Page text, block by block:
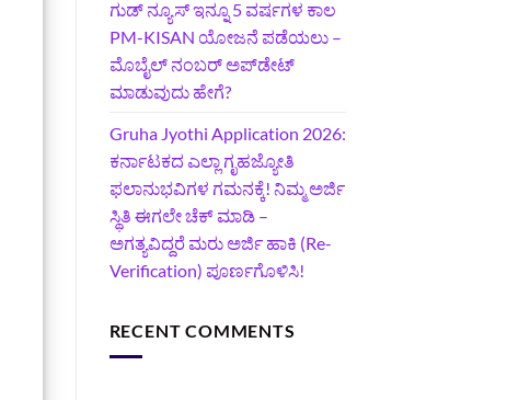
ಗುಡ್‌ ನ್ಯೂಸ್ ಇನ್ನೂ 5 ವರ್ಷಗಳ ಕಾಲ
PM-KISAN ಯೋಜನೆ ಪಡೆಯಲು –
ಮೊಬೈಲ್ ನಂಬರ್ ಅಪ್‌ಡೇಟ್
ಮಾಡುವುದು ಹೇಗೆ?
‍Gruha Jyothi Application 2026:
ಕರ್ನಾಟಕದ ಎಲ್ಲಾ ಗೃಹಜ್ಯೋತಿ
ಫಲಾನುಭವಿಗಳ ಗಮನಕ್ಕೆ! ನಿಮ್ಮ ಅರ್ಜಿ
ಸ್ಥಿತಿ ಈಗಲೇ ಚೆಕ್ ಮಾಡಿ –
ಅಗತ್ಯವಿದ್ದರೆ ಮರು ಅರ್ಜಿ ಹಾಕಿ (Re-
Verification) ಪೂರ್ಣಗೊಳಿಸಿ!
RECENT COMMENTS